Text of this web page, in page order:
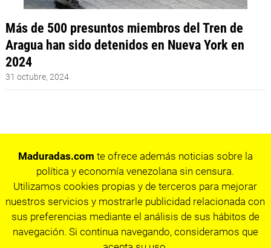
Más de 500 presuntos miembros del Tren de
Aragua han sido detenidos en Nueva York en
2024
31 octubre, 2024
Maduradas.com te ofrece además noticias sobre la
política y economía venezolana sin censura.
Utilizamos cookies propias y de terceros para mejorar
nuestros servicios y mostrarle publicidad relacionada con
sus preferencias mediante el análisis de sus hábitos de
navegación. Si continua navegando, consideramos que